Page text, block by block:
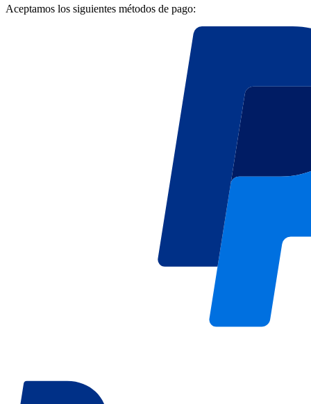
Aceptamos los siguientes métodos de pago: